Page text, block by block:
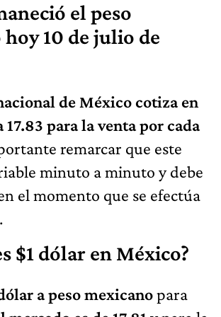
el peso
10 de julio de
de México cotiza en
17.83 para la venta por cada
remarcar que este
minuto a minuto y debe
el momento que se efectúa
$1 dólar en México?
a peso mexicanopara